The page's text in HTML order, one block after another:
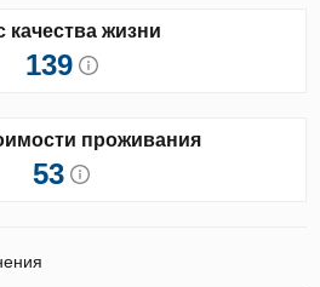
качества жизни
139
проживания
53